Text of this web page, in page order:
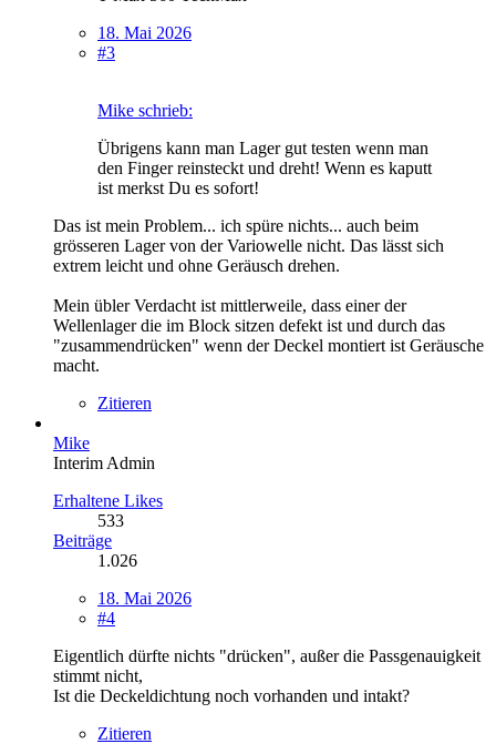
18. Mai 2026
#3
Mike schrieb:
Übrigens kann man Lager gut testen wenn man
den Finger reinsteckt und dreht! Wenn es kaputt
ist merkst Du es sofort!
Das ist mein Problem... ich spüre nichts... auch beim
grösseren Lager von der Variowelle nicht. Das lässt sich
extrem leicht und ohne Geräusch drehen.
Mein übler Verdacht ist mittlerweile, dass einer der
Wellenlager die im Block sitzen defekt ist und durch das
"zusammendrücken" wenn der Deckel montiert ist Geräusche
macht.
Zitieren
Mike
Interim Admin
Erhaltene Likes
533
Beiträge
1.026
18. Mai 2026
#4
Eigentlich dürfte nichts "drücken", außer die Passgenauigkeit
stimmt nicht,
Ist die Deckeldichtung noch vorhanden und intakt?
Zitieren